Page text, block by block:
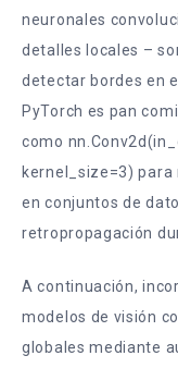
neuronales
detalles locales –
detectar bordes en
PyTorch es pan
como
kernel_size=3) para
en conjuntos de
retropropagación
A continuación,
modelos de visión
globales mediante